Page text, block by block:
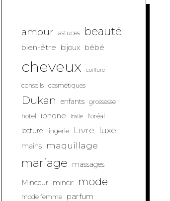
amour astuces beauté
bien-être bijoux bébé
cheveux coiffure
conseils cosmétiques
Dukan enfants grossesse
hotel
iphone Italie l'oréal
lecture lingerie Livre luxe
mains maquillage
mariage massages
Minceur mincir mode
mode femme parfum